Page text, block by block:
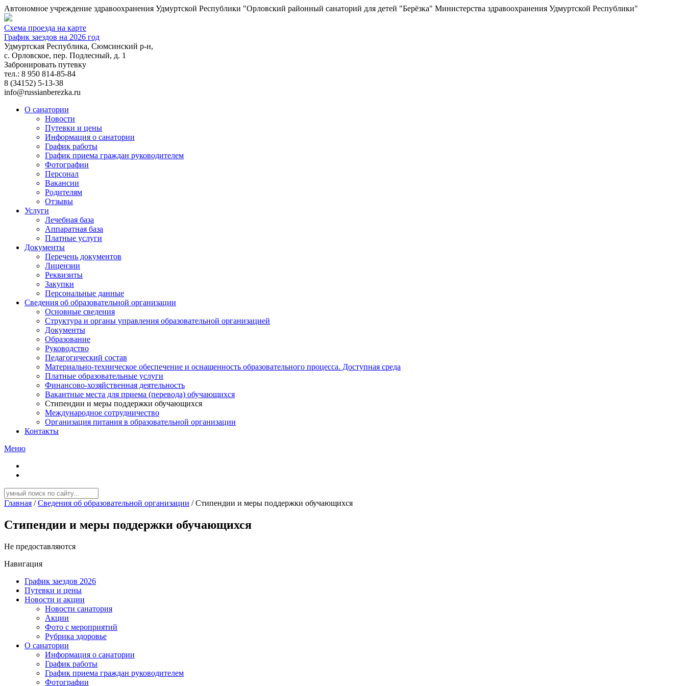
Автономное учреждение здравоохранения Удмуртской Республики "Орловский районный санаторий для детей "Берёзка" Министерства здравоохранения Удмуртской Республики"
Схема проезда на карте
График заездов на 2026 год
Удмуртская Республика, Сюмсинский р-н,
с. Орловское, пер. Подлесный, д. 1
Забронировать путевку
тел.: 8 950 814-85-84
8 (34152) 5-13-38
info@russianberezka.ru
О санатории
Новости
Путевки и цены
Информация о санатории
График работы
График приема граждан руководителем
Фотографии
Персонал
Вакансии
Родителям
Отзывы
Услуги
Лечебная база
Аппаратная база
Платные услуги
Документы
Перечень документов
Лицензии
Реквизиты
Закупки
Персональные данные
Сведения об образовательной организации
Основные сведения
Структура и органы управления образовательной организацией
Документы
Образование
Руководство
Педагогический состав
Материально-техническое обеспечение и оснащенность образовательного процесса. Доступная среда
Платные образовательные услуги
Финансово-хозяйственная деятельность
Вакантные места для приема (перевода) обучающихся
Стипендии и меры поддержки обучающихся
Международное сотрудничество
Организация питания в образовательной организации
Контакты
Меню
Главная /Сведения об образовательной организации /Стипендии и меры поддержки обучающихся
Стипендии и меры поддержки обучающихся
Не предоставляются
Навигация
График заездов 2026
Путевки и цены
Новости и акции
Новости санатория
Акции
Фото с мероприятий
Рубрика здоровье
О санатории
Информация о санатории
График работы
График приема граждан руководителем
Фотографии